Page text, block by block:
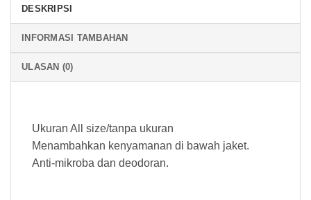
DESKRIPSI
INFORMASI TAMBAHAN
ULASAN (0)
Ukuran All size/tanpa ukuran
Menambahkan kenyamanan di bawah jaket.
Anti-mikroba dan deodoran.